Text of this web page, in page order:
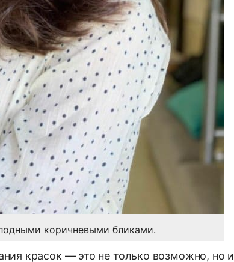
коричневыми бликами.
красок — это не только возможно, но и